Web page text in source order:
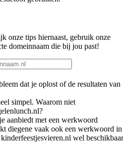
onze tips hiernaast, gebruik onze
domeinnaam die bij jou past!
dat je oplost of de resultaten van
simpel. Waarom niet
aanbiedt met een werkwoord
diegene vaak ook een werkwoord in
wel